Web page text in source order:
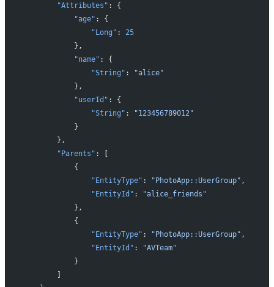
        "Attributes"
: {
            "age"
: {
                "Long"
: 25
            },
            "name"
: {
                "String"
:
"alice"
            },
            "userId"
: {
                "String"
:
"123456789012"
            }
        },
        "Parents"
: [
            {
                "EntityType"
: "PhotoApp::UserGroup" ,
                "EntityId"
:
"alice_friends"
            },
            {
                "EntityType"
: "PhotoApp::UserGroup" ,
                "EntityId"
:
"AVTeam"
            }
        ]